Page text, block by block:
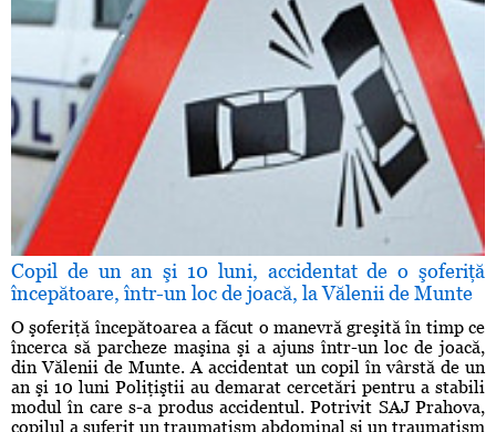
Copil de un an şi 10 luni, accidentat de o şoferiţă
începătoare, într-un loc de joacă, la Vălenii de Munte
O şoferiţă începătoarea a făcut o manevră greşită în timp ce
încerca să parcheze maşina şi a ajuns într-un loc de joacă,
din Vălenii de Munte. A accidentat un copil în vârstă de un
an şi 10 luni Poliţiştii au demarat cercetări pentru a stabili
modul în care s-a produs accidentul. Potrivit SAJ Prahova,
copilul a suferit un traumatism abdominal şi un traumatism